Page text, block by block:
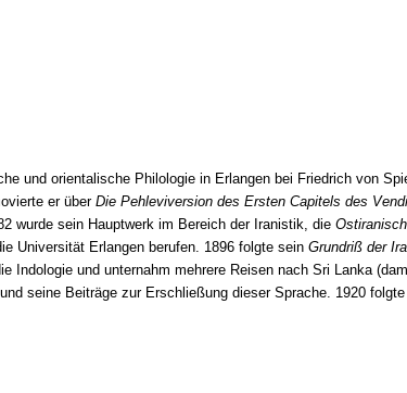
und orientalische Philologie in Erlangen bei Friedrich von
er über Die Pehleviversion des Ersten Capitels des
wurde sein Hauptwerk im Bereich der Iranistik, die
Universität Erlangen berufen. 1896 folgte sein Grundriß der
und unternahm mehrere Reisen nach Sri Lanka
seine Beiträge zur Erschließung dieser Sprache. 1920